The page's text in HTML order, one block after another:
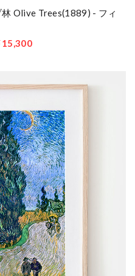
Olive Trees(1889) - フィ
15,300